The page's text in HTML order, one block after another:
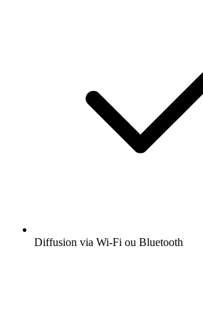
Diffusion via Wi-Fi ou Bluetooth